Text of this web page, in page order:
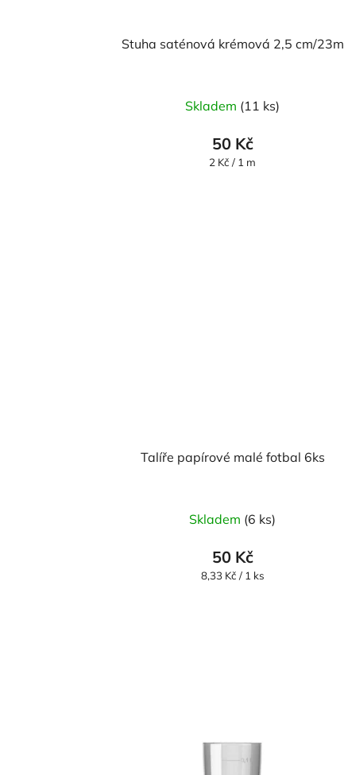
Stuha saténová krémová 2,5 cm/23m
Skladem (11 ks)
50 Kč
Měrná
2 Kč / 1 m
Talíře papírové malé fotbal 6ks
Skladem (6 ks)
50 Kč
Měrná
8,33 Kč / 1 ks